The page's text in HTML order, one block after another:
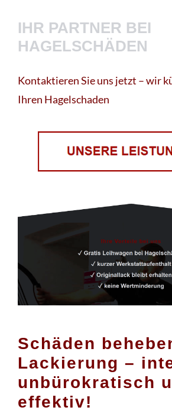
IHR PARTNER BEI
HAGELSCHÄDEN
Kontaktieren Sie uns jetzt – wir
Ihren Hagelschaden
Schäden
Lackierung –
unbürokratisch
effektiv!